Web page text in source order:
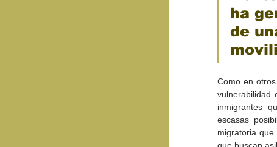
ha
de
Como en
vulnerabilidad
inmigrantes
escasas
migratoria